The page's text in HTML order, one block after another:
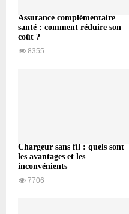
Assurance complémentaire
santé : comment réduire son
coût ?
8355
Chargeur sans fil : quels sont
les avantages et les
inconvénients
7706